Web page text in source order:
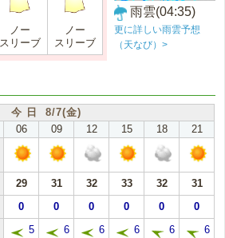
ノー
スリーブ
ノー
スリーブ
雨雲(04:35)
更に詳しい雨雲予想
（天なび）>
今 日 8/7(金)
06 09 12 15 18 21
29 31 32 33 32
31
0 0 0 0 0 0
5 6 6 6 6 6